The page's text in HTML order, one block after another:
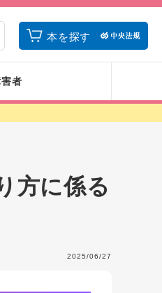
本を探す
害者
方に係る
2025/06/27